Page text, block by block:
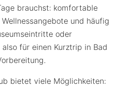
brauchst: komfortable
und häufig
oder
für einen Kurztrip in Bad
bietet viele Möglichkeiten: